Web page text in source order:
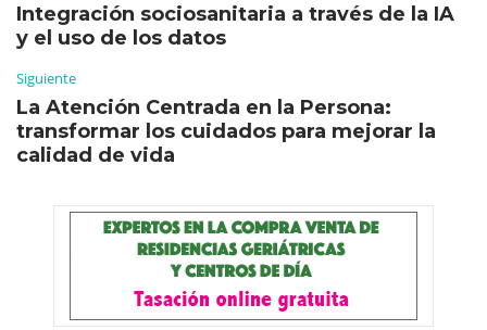
Integración sociosanitaria a través de la IA
y el uso de los datos
Siguiente
La Atención Centrada en la Persona:
transformar los cuidados para mejorar la
calidad de vida